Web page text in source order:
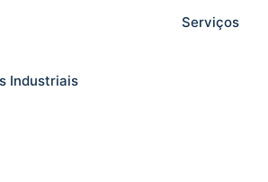
Serviços
Industriais